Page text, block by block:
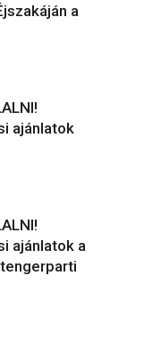
a
ajánlatok
ajánlatok a